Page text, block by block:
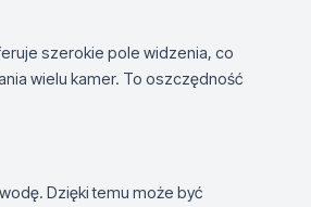
szerokie pole widzenia, co
wielu kamer. To oszczędność
Dzięki temu może być